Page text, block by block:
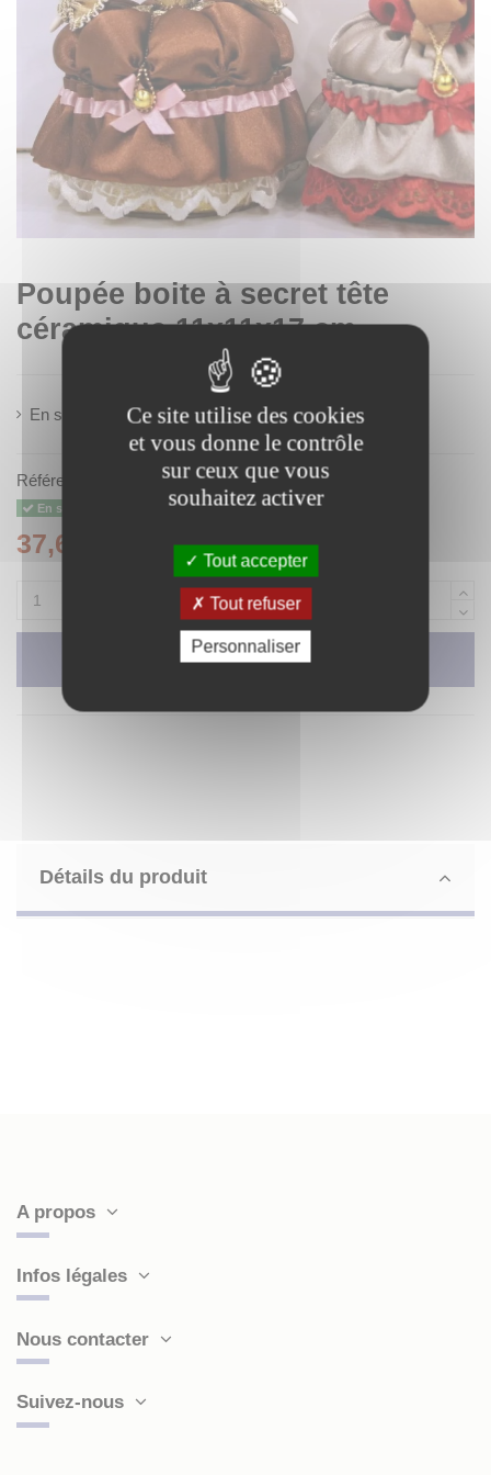
Poupée boite à secret tête
céramique 11x11x17 cm
En savoir plus
Référence 2430000024917
En stock - Expédition sous 24 h du mardi au samedi
37,65 €
Ajouter au panier
Détails du produit
A propos
Infos légales
Nous contacter
Suivez-nous
Ce site utilise des cookies
et vous donne le contrôle
sur ceux que vous
souhaitez activer
Tout accepter
Tout refuser
Personnaliser